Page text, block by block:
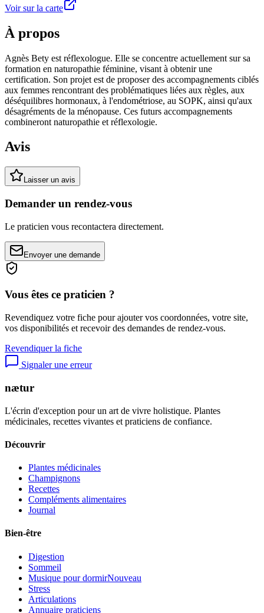
Voir sur la carte
À propos
Agnès Bety est réflexologue. Elle se concentre actuellement sur sa
formation en naturopathie féminine, visant à obtenir une
certification. Son projet est de proposer des accompagnements ciblés
aux femmes rencontrant des problématiques liées aux règles, aux
déséquilibres hormonaux, à l'endométriose, au SOPK, ainsi qu'aux
désagréments de la ménopause. Ces futurs accompagnements
combineront naturopathie et réflexologie.
Avis
Laisser un avis
Demander un rendez-vous
Le praticien vous recontactera directement.
Envoyer une demande
Vous êtes ce praticien ?
Revendiquez votre fiche pour ajouter vos coordonnées, votre site,
vos disponibilités et recevoir des demandes de rendez-vous.
Revendiquer la fiche
Signaler une erreur
nætur
L'écrin d'exception pour un art de vivre holistique. Plantes
médicinales, recettes vivantes et praticiens de confiance.
Découvrir
Plantes médicinales
Champignons
Recettes
Compléments alimentaires
Journal
Bien-être
Digestion
Sommeil
Musique pour dormirNouveau
Stress
Articulations
Annuaire praticiens